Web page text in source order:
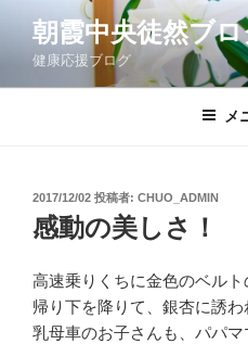
ン
朝霞中央徒然ブ
健康応援ブログ
メ
投
稿
日:
2017/12/02 投稿者: CHUO_ADMIN
感動の美しさ！
高速乗りくちに金色のベルト
帰り下を降りて、銀杏に誘わ
乳母車のお子さんも、パパ